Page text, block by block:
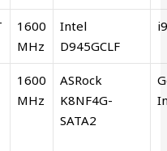
1600
MHz
Intel
D945GCLF
1600
MHz
ASRock
K8NF4G-
SATA2